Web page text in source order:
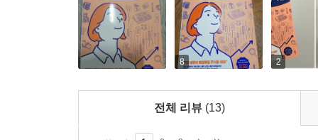
매도하면 된다. 종목에 따라, 내가 설정한 목표
된다는 게 적금주식의 장점이다.
“바쁜 직장인도, 엄마도 경제적 자유를 얻을 수 있
① 매일 어떤 종목을 매수해야 할지 공부할 필요가
적금주식은 한 가지 종목을 꾸준히 매수하는 것
8 2
전체 리뷰 (13)